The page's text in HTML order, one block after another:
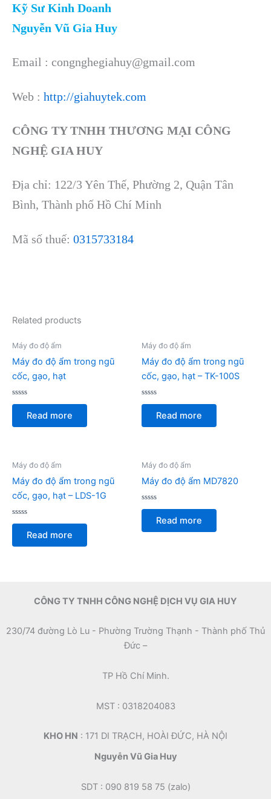
Kỹ Sư Kinh Doanh
Nguyễn Vũ Gia Huy
Email : congnghegiahuy@gmail.com
Web : http://giahuytek.com
CÔNG TY TNHH THƯƠNG MẠI CÔNG
NGHỆ GIA HUY
Địa chỉ: 122/3 Yên Thế, Phường 2, Quận Tân
Bình, Thành phố Hồ Chí Minh
Mã số thuế: 0315733184
Related products
Máy đo độ ẩm
Máy đo độ ẩm trong ngũ
cốc, gạo, hạt
Rated
of
Read more
Máy đo độ ẩm
Máy đo độ ẩm trong ngũ
cốc, gạo, hạt – TK-100S
Rated
of
Read more
Máy đo độ ẩm
Máy đo độ ẩm trong ngũ
cốc, gạo, hạt – LDS-1G
Rated
of
Read more
Máy đo độ ẩm
Máy đo độ ẩm MD7820
Rated
of
Read more
CÔNG TY TNHH CÔNG NGHỆ DỊCH VỤ GIA HUY
230/74 đường Lò Lu - Phường Trường Thạnh - Thành phố Thủ
Đức –
TP Hồ Chí Minh.
MST : 0318204083
KHO HN : 171 DI TRẠCH, HOÀI ĐỨC, HÀ NỘI
Nguyễn Vũ Gia Huy
SDT : 090 819 58 75 (zalo)